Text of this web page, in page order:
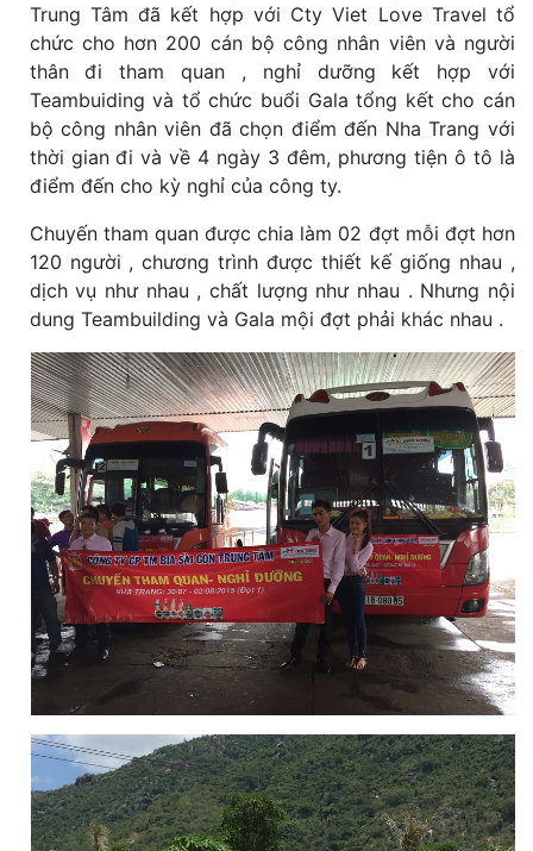
Trung Tâm đã kết hợp với Cty Viet Love Travel tổ
chức cho hơn 200 cán bộ công nhân viên và người
thân đi tham quan , nghỉ dưỡng kết hợp với
Teambuiding và tổ chức buổi Gala tổng kết cho cán
bộ công nhân viên đã chọn điểm đến Nha Trang với
thời gian đi và về 4 ngày 3 đêm, phương tiện ô tô là
điểm đến cho kỳ nghỉ của công ty.
Chuyến tham quan được chia làm 02 đợt mỗi đợt hơn
120 người , chương trình được thiết kế giống nhau ,
dịch vụ như nhau , chất lượng như nhau . Nhưng nội
dung Teambuilding và Gala mội đợt phải khác nhau .